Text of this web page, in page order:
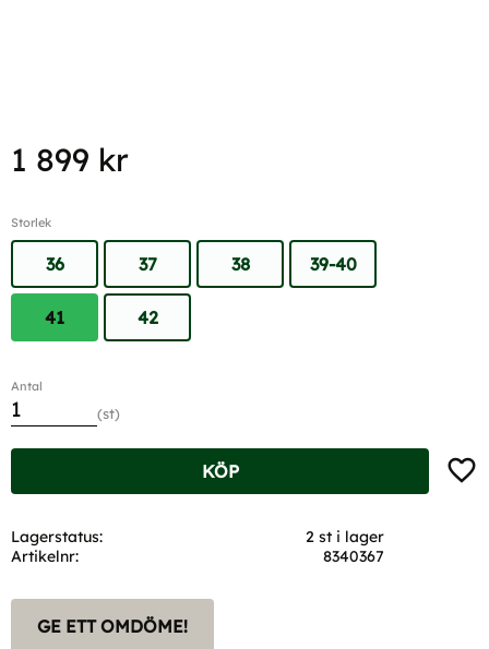
1 899 kr
Storlek
36 37 38 39-40
41 42
Antal
st
KÖP
Lagerstatus
2 st i lager
Artikelnr
8340367
GE ETT OMDÖME!